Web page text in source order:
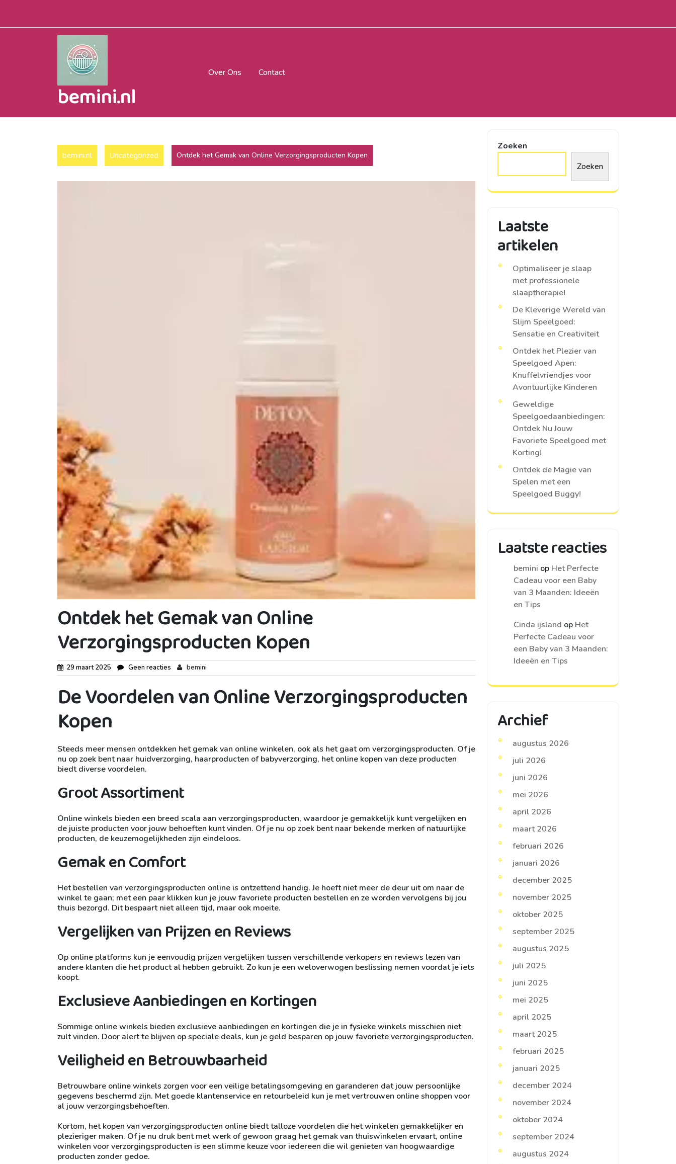
inhoud
bemini.nl
Over Ons Contact
bemini.nl Uncategorized Ontdek het Gemak van Online Verzorgingsproducten Kopen
Ontdek het Gemak van Online
Verzorgingsproducten Kopen
29 maart 2025 Geen reacties bemini
De Voordelen van Online Verzorgingsproducten
Kopen
Steeds meer mensen ontdekken het gemak van online winkelen, ook als het gaat om verzorgingsproducten. Of je
nu op zoek bent naar huidverzorging, haarproducten of babyverzorging, het online kopen van deze producten
biedt diverse voordelen.
Groot Assortiment
Online winkels bieden een breed scala aan verzorgingsproducten, waardoor je gemakkelijk kunt vergelijken en
de juiste producten voor jouw behoeften kunt vinden. Of je nu op zoek bent naar bekende merken of natuurlijke
producten, de keuzemogelijkheden zijn eindeloos.
Gemak en Comfort
Het bestellen van verzorgingsproducten online is ontzettend handig. Je hoeft niet meer de deur uit om naar de
winkel te gaan; met een paar klikken kun je jouw favoriete producten bestellen en ze worden vervolgens bij jou
thuis bezorgd. Dit bespaart niet alleen tijd, maar ook moeite.
Vergelijken van Prijzen en Reviews
Op online platforms kun je eenvoudig prijzen vergelijken tussen verschillende verkopers en reviews lezen van
andere klanten die het product al hebben gebruikt. Zo kun je een weloverwogen beslissing nemen voordat je iets
koopt.
Exclusieve Aanbiedingen en Kortingen
Sommige online winkels bieden exclusieve aanbiedingen en kortingen die je in fysieke winkels misschien niet
zult vinden. Door alert te blijven op speciale deals, kun je geld besparen op jouw favoriete verzorgingsproducten.
Veiligheid en Betrouwbaarheid
Betrouwbare online winkels zorgen voor een veilige betalingsomgeving en garanderen dat jouw persoonlijke
gegevens beschermd zijn. Met goede klantenservice en retourbeleid kun je met vertrouwen online shoppen voor
al jouw verzorgingsbehoeften.
Kortom, het kopen van verzorgingsproducten online biedt talloze voordelen die het winkelen gemakkelijker en
plezieriger maken. Of je nu druk bent met werk of gewoon graag het gemak van thuiswinkelen ervaart, online
winkelen voor verzorgingsproducten is een slimme keuze voor iedereen die wil genieten van hoogwaardige
producten zonder gedoe.
Zoeken
Zoeken
Laatste
artikelen
Optimaliseer je slaap
met professionele
slaaptherapie!
De Kleverige Wereld van
Slijm Speelgoed:
Sensatie en Creativiteit
Ontdek het Plezier van
Speelgoed Apen:
Knuffelvriendjes voor
Avontuurlijke Kinderen
Geweldige
Speelgoedaanbiedingen:
Ontdek Nu Jouw
Favoriete Speelgoed met
Korting!
Ontdek de Magie van
Spelen met een
Speelgoed Buggy!
Laatste reacties
bemini op Het Perfecte
Cadeau voor een Baby
van 3 Maanden: Ideeën
en Tips
Cinda ijsland op Het
Perfecte Cadeau voor
een Baby van 3 Maanden:
Ideeën en Tips
Archief
augustus 2026
juli 2026
juni 2026
mei 2026
april 2026
maart 2026
februari 2026
januari 2026
december 2025
november 2025
oktober 2025
september 2025
augustus 2025
juli 2025
juni 2025
mei 2025
april 2025
maart 2025
februari 2025
januari 2025
december 2024
november 2024
oktober 2024
september 2024
augustus 2024